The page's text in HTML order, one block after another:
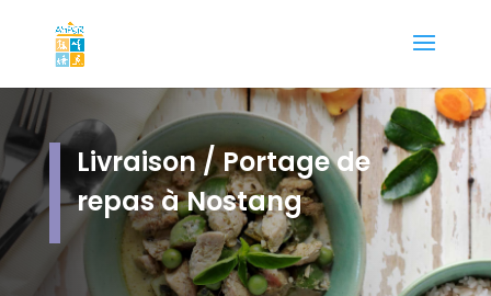
Livraison / Portage de
repas à Nostang